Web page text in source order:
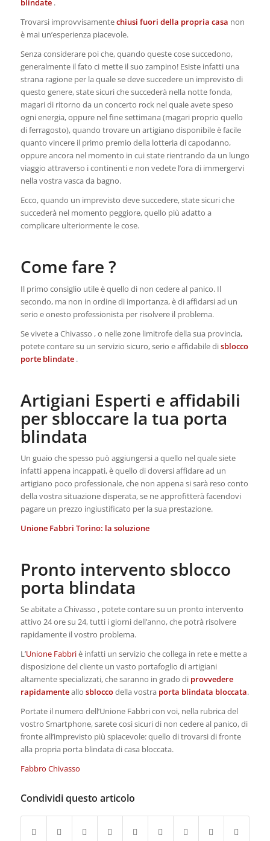
blindate.
Trovarsi improvvisamentechiusi fuori della propria casa non
è mai un’esperienza piacevole.
Senza considerare poi che, quando queste cose succedono,
generalmente il fato ci mette il suo zampino! Esiste infatti una
strana ragione per la quale se deve succedere un imprevisto di
questo genere, state sicuri che succederà nella notte fonda,
magari di ritorno da un concerto rock nel quale avete speso
ogni energia, oppure nel fine settimana (magari proprio quello
di ferragosto), quando trovare un artigiano disponibile è facile
quanto vincere il primo premio della lotteria di capodanno,
oppure ancora nel momento in cui state rientrando da un lungo
viaggio attraverso i continenti e non vedete l’ora di immergervi
nella vostra vasca da bagno.
Ecco, quando un imprevisto deve succedere, state sicuri che
succederà nel momento peggiore, quello più adatto a
complicare ulteriormente le cose.
Come fare ?
Il primo consiglio utile è quello di non cedere al panico. Il
secondo, ma non in ordine di importanza, è di affidarsi ad un
serio e onesto professionista per risolvere il problema.
Se vivete a Chivasso , o nelle zone limitrofe della sua provincia,
potete contare su un servizio sicuro, serio e affidabile disblocco
porte blindate .
Artigiani Esperti e affidabili
per sbloccare la tua porta
blindata
Un guaio che spesso può aggiungersi a quello nel quale siete
infatti appena incappati, è quello di doversi affidare ad un
artigiano poco professionale, che non appena si sarà reso conto
della vostra situazione disperata, se ne approfitterà facendovi
pagare un prezzo ingiustificato per la sua prestazione.
Unione Fabbri Torino: la soluzione
Pronto intervento sblocco
porta blindata
Se abitate a Chivasso , potete contare su un pronto intervento
attivo 24 ore su 24, tutti i giorni dell’anno, che potrà risolvere
rapidamente il vostro problema.
L’Unione Fabbriè infatti un servizio che collega in rete e mette a
disposizione del cliente un vasto portafoglio di artigiani
altamente specializzati, che saranno in grado di provvedere
rapidamenteallo sbloccodella vostra porta blindata bloccata.
Portate il numero dell’Unione Fabbri con voi, nella rubrica del
vostro Smartphone, sarete così sicuri di non cedere al panico, di
fronte all’imprevisto più spiacevole: quello di trovarsi di fronte
alla propria porta blindata di casa bloccata.
Fabbro Chivasso
Condividi questo articolo